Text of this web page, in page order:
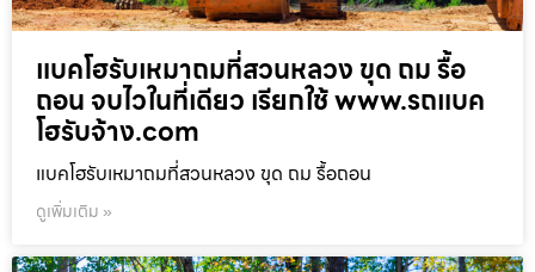
แบคโฮรับเหมาถมที่สวนหลวง ขุด ถม รื้อ
ถอน จบไวในที่เดียว เรียกใช้ www.รถแบค
โฮรับจ้าง.com
แบคโฮรับเหมาถมที่สวนหลวง ขุด ถม รื้อถอน
ดูเพิ่มเติม »